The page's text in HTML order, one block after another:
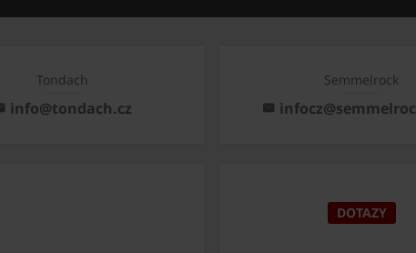
Tondach
info@tondach.cz
Semmelrock
DOTAZY